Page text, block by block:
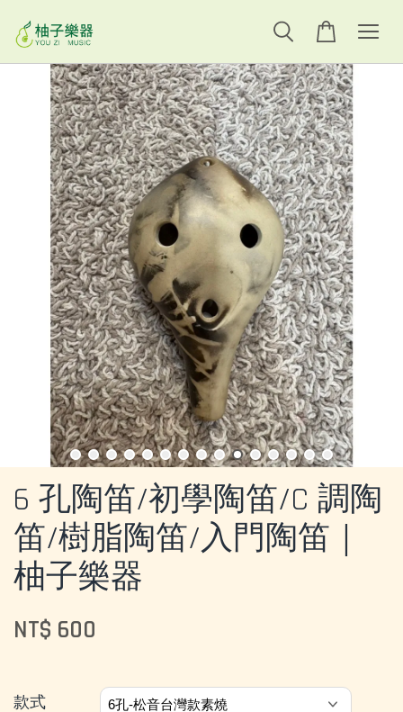
6 孔陶笛/初學陶笛/C 調陶
笛/樹脂陶笛/入門陶笛｜
柚子樂器
NT$ 600
款式